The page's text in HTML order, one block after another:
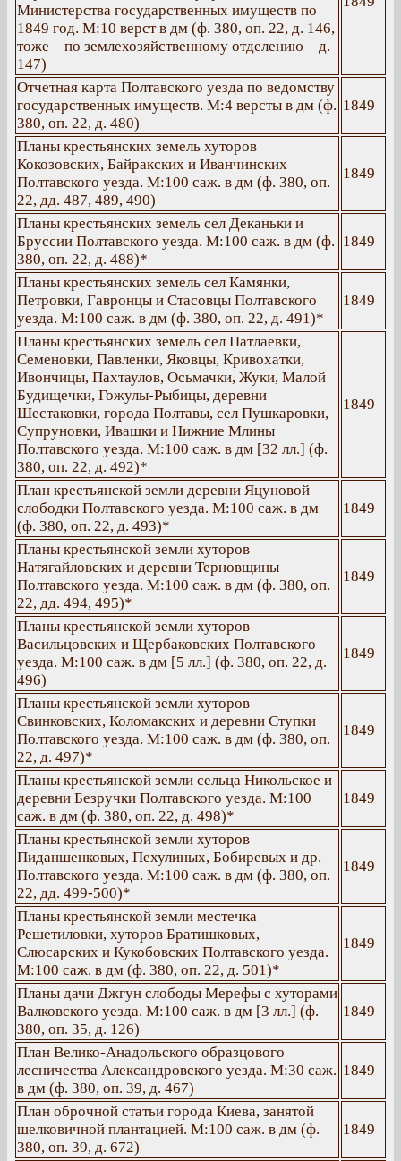
Министерства государственных имуществ по
1849 год. М:10 верст в дм (ф. 380, оп. 22, д. 146,
тоже – по землехозяйственному отделению – д.
147)
Отчетная карта Полтавского уезда по ведомству
государственных имуществ. М:4 версты в дм (ф.
380, оп. 22, д. 480)
1849
Планы крестьянских земель хуторов
Кокозовских, Байракских и Иванчинских
Полтавского уезда. М:100 саж. в дм (ф. 380, оп.
22, дд. 487, 489, 490)
1849
Планы крестьянских земель сел Деканьки и
Бруссии Полтавского уезда. М:100 саж. в дм (ф.
380, оп. 22, д. 488)*
1849
Планы крестьянских земель сел Камянки,
Петровки, Гавронцы и Стасовцы Полтавского
уезда. М:100 саж. в дм (ф. 380, оп. 22, д. 491)*
1849
Планы крестьянских земель сел Патлаевки,
Семеновки, Павленки, Яковцы, Кривохатки,
Ивончицы, Пахтаулов, Осьмачки, Жуки, Малой
Будищечки, Гожулы-Рыбицы, деревни
Шестаковки, города Полтавы, сел Пушкаровки,
Супруновки, Ивашки и Нижние Млины
Полтавского уезда. М:100 саж. в дм [32 лл.] (ф.
380, оп. 22, д. 492)*
1849
План крестьянской земли деревни Яцуновой
слободки Полтавского уезда. М:100 саж. в дм
(ф. 380, оп. 22, д. 493)*
1849
Планы крестьянской земли хуторов
Натягайловских и деревни Терновщины
Полтавского уезда. М:100 саж. в дм (ф. 380, оп.
22, дд. 494, 495)*
1849
Планы крестьянской земли хуторов
Васильцовских и Щербаковских Полтавского
уезда. М:100 саж. в дм [5 лл.] (ф. 380, оп. 22, д.
496)
1849
Планы крестьянской земли хуторов
Свинковских, Коломакских и деревни Ступки
Полтавского уезда. М:100 саж. в дм (ф. 380, оп.
22, д. 497)*
1849
Планы крестьянской земли сельца Никольское и
деревни Безручки Полтавского уезда. М:100
саж. в дм (ф. 380, оп. 22, д. 498)*
1849
Планы крестьянской земли хуторов
Пиданшенковых, Пехулиных, Бобиревых и др.
Полтавского уезда. М:100 саж. в дм (ф. 380, оп.
22, дд. 499-500)*
1849
Планы крестьянской земли местечка
Решетиловки, хуторов Братишковых,
Слюсарских и Кукобовских Полтавского уезда.
М:100 саж. в дм (ф. 380, оп. 22, д. 501)*
1849
Планы дачи Джгун слободы Мерефы с хуторами
Валковского уезда. М:100 саж. в дм [3 лл.] (ф.
380, оп. 35, д. 126)
1849
План Велико-Анадольского образцового
лесничества Александровского уезда. М:30 саж.
в дм (ф. 380, оп. 39, д. 467)
1849
План оброчной статьи города Киева, занятой
шелковичной плантацией. М:100 саж. в дм (ф.
380, оп. 39, д. 672)
1849